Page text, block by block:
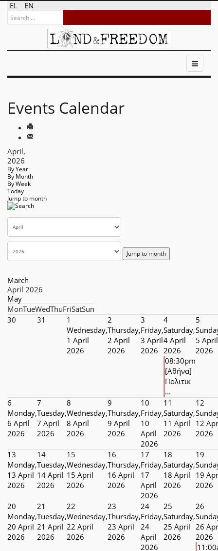
EL EN
Events Calendar
April,
2026
By Year
By Month
By Week
Today
Jump to month
Jump to month
March
April 2026
May
MonTueWedThuFriSatSun
30
31
1
Wednesday,
1 April
2026
2
Thursday,
2 April
2026
3
Friday,
3 April
2026
4
Saturday,
4 April
2026
08:30pm
[Αθήνα]
Πολιτικ
...
5
5 April
2026
6
Monday,
6 April
2026
7
Tuesday,
7 April
2026
8
Wednesday,
8 April
2026
9
Thursday,
9 April
2026
10
Friday,
10
April
2026
11
Saturday,
11 April
2026
12
12
2026
13
Monday,
13 April
2026
14
Tuesday,
14 April
2026
15
Wednesday,
15 April
2026
16
Thursday,
16 April
2026
17
Friday,
17
April
2026
18
Saturday,
18 April
2026
19
19
2026
20
Monday,
20 April
2026
21
Tuesday,
21 April
2026
22
Wednesday,
22 April
2026
23
Thursday,
23 April
2026
24
Friday,
24
April
2026
25
Saturday,
25 April
2026
26
26
2026